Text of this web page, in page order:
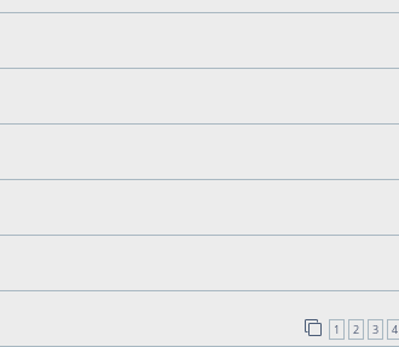
1 2 3 4